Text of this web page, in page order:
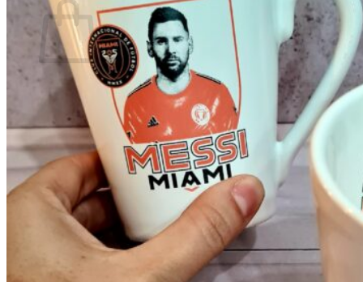
No hay productos en el carrito.
Volver a la tienda